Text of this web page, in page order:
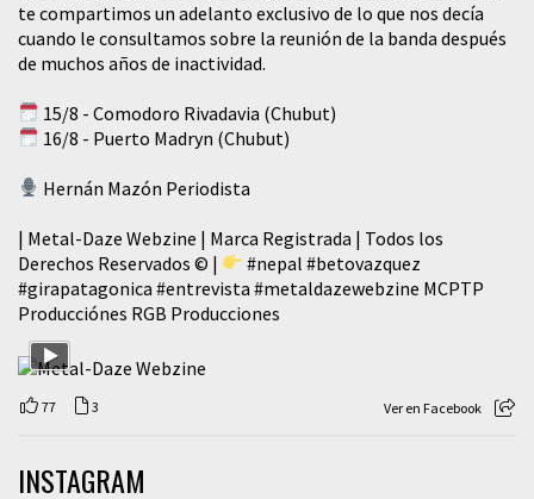
te compartimos un adelanto exclusivo de lo que nos decía
cuando le consultamos sobre la reunión de la banda después
de muchos años de inactividad.
15/8 - Comodoro Rivadavia (Chubut)
16/8 - Puerto Madryn (Chubut)
Hernán Mazón Periodista
| Metal-Daze Webzine | Marca Registrada | Todos los
Derechos Reservados © |
#nepal #betovazquez
#girapatagonica #entrevista #metaldazewebzine MCPTP
Producciónes RGB Producciones
77 3 Ver en Facebook
INSTAGRAM